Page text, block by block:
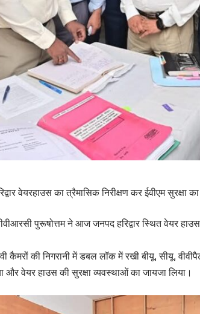
वेयरहाउस का त्रैमासिक निरीक्षण कर ईवीएम
पुरूषोत्तम ने आज जनपद हरिद्वार स्थित वेयर
कैमरों की निगरानी में डबल लॉक में रखी बीयू, सीयू,
और वेयर हाउस की सुरक्षा व्यवस्थाओं का जायजा लिया।